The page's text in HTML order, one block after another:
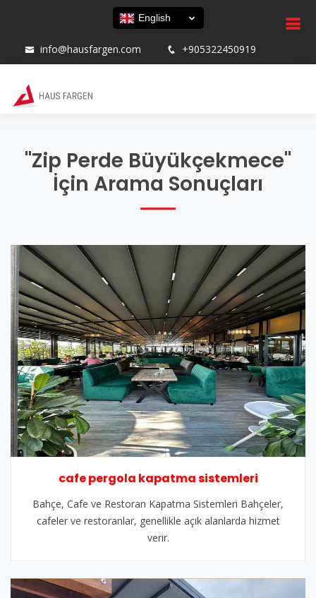
English
info@hausfargen.com +905322450919
"Zip Perde Büyükçekmece"
İçin Arama Sonuçları
cafe pergola kapatma sistemleri
Bahçe, Cafe ve Restoran Kapatma Sistemleri Bahçeler,
cafeler ve restoranlar, genellikle açık alanlarda hizmet
verir.